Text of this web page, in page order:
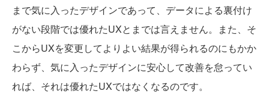
まで気に入ったデザインであって、データによる裏付け
がない段階では優れたUXとまでは言えません。また、そ
こからUXを変更してよりよい結果が得られるのにもかか
わらず、気に入ったデザインに安心して改善を怠ってい
れば、それは優れたUXではなくなるのです。